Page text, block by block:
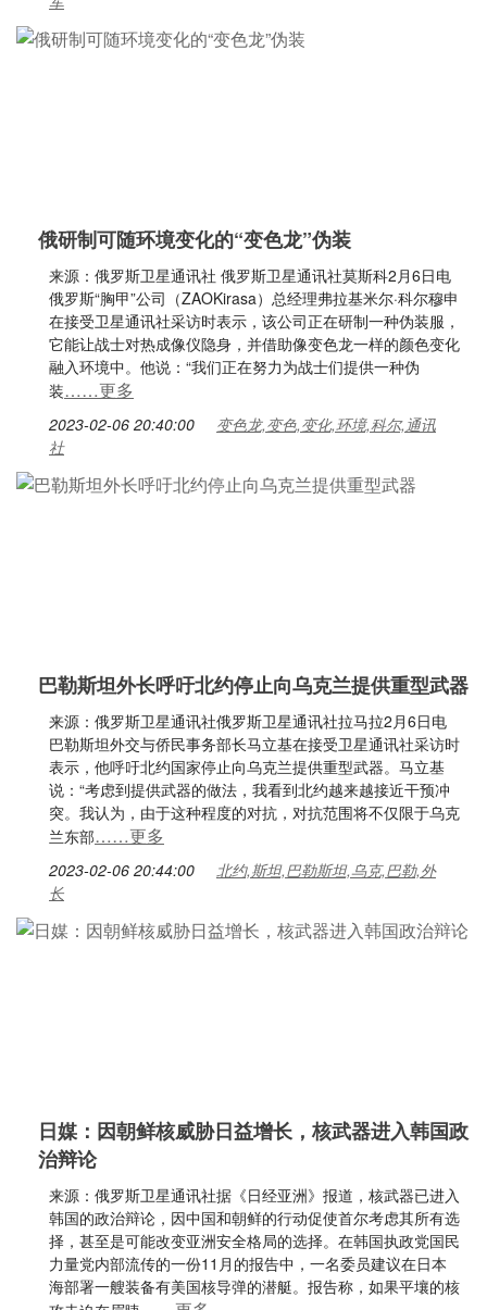
俄研制可随环境变化的“变色龙”伪装
来源：俄罗斯卫星通讯社 俄罗斯卫星通讯社莫斯科2月6日电
俄罗斯“胸甲”公司（ZAOKirasa）总经理弗拉基米尔·科尔穆申
在接受卫星通讯社采访时表示，该公司正在研制一种伪装服，
它能让战士对热成像仪隐身，并借助像变色龙一样的颜色变化
融入环境中。他说：“我们正在努力为战士们提供一种伪
装……更多
2023-02-06 20:40:00
变色龙,变色,变化,环境,科尔,通讯
社
巴勒斯坦外长呼吁北约停止向乌克兰提供重型武器
来源：俄罗斯卫星通讯社俄罗斯卫星通讯社拉马拉2月6日电
巴勒斯坦外交与侨民事务部长马立基在接受卫星通讯社采访时
表示，他呼吁北约国家停止向乌克兰提供重型武器。马立基
说：“考虑到提供武器的做法，我看到北约越来越接近干预冲
突。我认为，由于这种程度的对抗，对抗范围将不仅限于乌克
兰东部……更多
2023-02-06 20:44:00
北约,斯坦,巴勒斯坦,乌克,巴勒,外
长
日媒：因朝鲜核威胁日益增长，核武器进入韩国政
治辩论
来源：俄罗斯卫星通讯社据《日经亚洲》报道，核武器已进入
韩国的政治辩论，因中国和朝鲜的行动促使首尔考虑其所有选
择，甚至是可能改变亚洲安全格局的选择。在韩国执政党国民
力量党内部流传的一份11月的报告中，一名委员建议在日本
海部署一艘装备有美国核导弹的潜艇。报告称，如果平壤的核